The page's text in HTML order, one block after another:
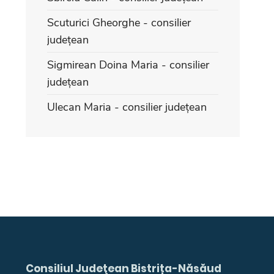
Scuturici Gheorghe - consilier
județean
Sigmirean Doina Maria - consilier
județean
Ulecan Maria - consilier județean
Consiliul Judeţean Bistrița-Năsăud